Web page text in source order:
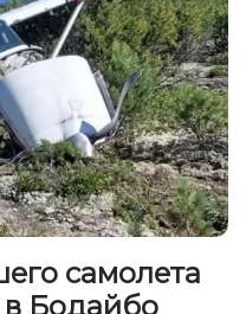
самолета
в Бодайбо